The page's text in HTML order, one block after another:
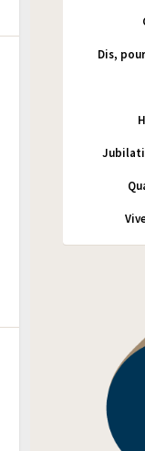
Dis,